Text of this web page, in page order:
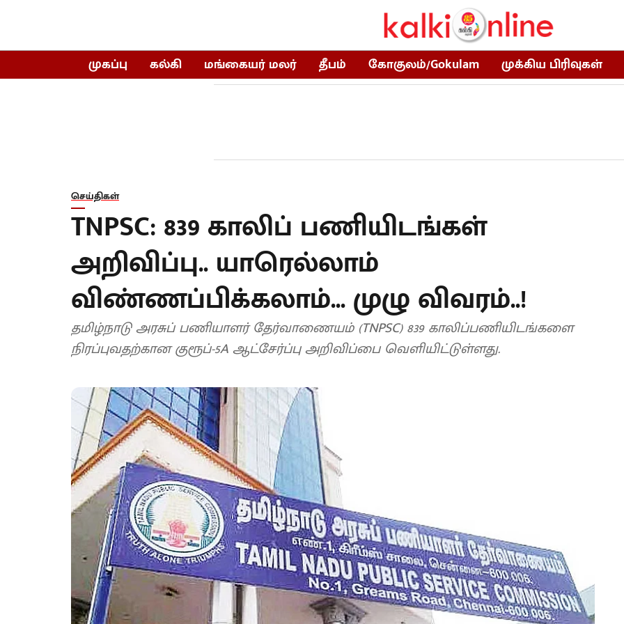
முகப்பு கல்கி மங்கையர் மலர் தீபம் கோகுலம்/Gokulam முக்கிய பிரிவுகள்
செய்திகள்
TNPSC: 839 காலிப் பணியிடங்கள்
அறிவிப்பு.. யாரெல்லாம்
விண்ணப்பிக்கலாம்... முழு விவரம்..!
தமிழ்நாடு அரசுப் பணியாளர் தேர்வாணையம் (TNPSC) 839 காலிப்பணியிடங்களை
நிரப்புவதற்கான குரூப்-5A ஆட்சேர்ப்பு அறிவிப்பை வெளியிட்டுள்ளது.